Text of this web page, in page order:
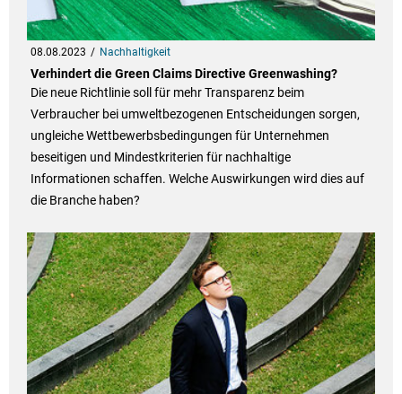
08.08.2023 Nachhaltigkeit
Verhindert die Green Claims Directive Greenwashing?
Die neue Richtlinie soll für mehr Transparenz beim
Verbraucher bei umweltbezogenen Entscheidungen sorgen,
ungleiche Wettbewerbsbedingungen für Unternehmen
beseitigen und Mindestkriterien für nachhaltige
Informationen schaffen. Welche Auswirkungen wird dies auf
die Branche haben?